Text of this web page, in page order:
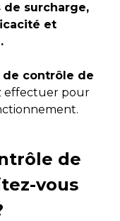
surcharge,
et
contrôle de
effectuer pour
de
vous